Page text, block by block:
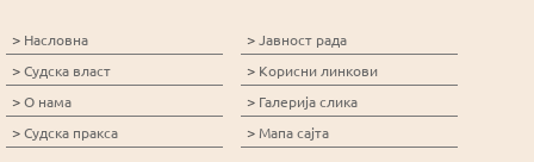
> Насловна
>Судска власт
>О нама
>Судска пракса
>Јавност рада
> Корисни линкови
> Галерија слика
> Мапа сајта